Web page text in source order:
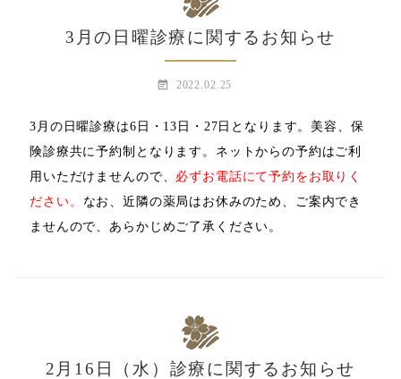
3月の日曜診療に関するお知らせ
event_note 2022.02.25
3月の日曜診療は6日・13日・27日となります。美容、保
険診療共に予約制となります。ネットからの予約はご利
用いただけませんので、 必ずお電話にて予約をお取りく
ださい。 なお、近隣の薬局はお休みのため、ご案内でき
ませんので、あらかじめご了承ください。
2月16日（水）診療に関するお知らせ